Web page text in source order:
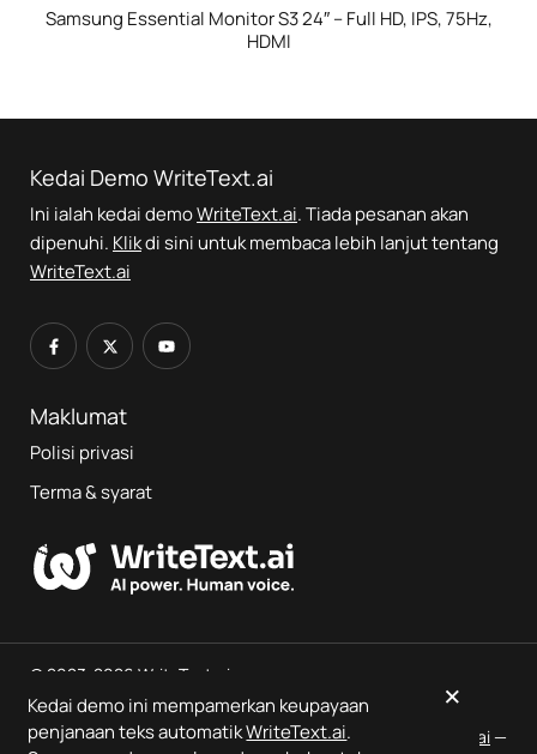
Samsung Essential Monitor S3 24″ – Full HD, IPS, 75Hz,
HDMI
Kedai Demo WriteText.ai
Ini ialah kedai demoWriteText.ai. Tiada pesanan akan
dipenuhi. Klikdi sini untuk membaca lebih lanjut tentang
WriteText.ai
Maklumat
Polisi privasi
Terma & syarat
© 2023-2026 WriteText.ai
Ini adalah kedai demo yang memaparkan output WriteText.ai—
Kedai demo ini mempamerkan keupayaan
penjanaan teks automatikWriteText.ai.
×